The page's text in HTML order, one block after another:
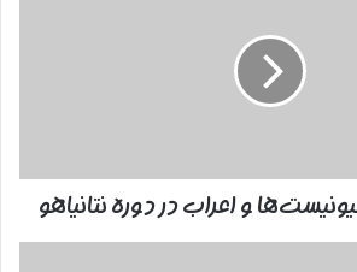
و اعراب در دوره نتانیاهو